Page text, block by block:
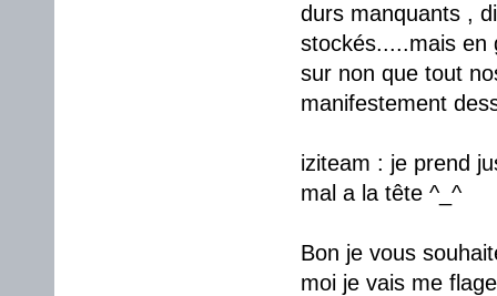
durs manquants ,
stockés.....mais en
sur non que tout
manifestement
iziteam : je prend
mal a la tête ^_^
Bon je vous
moi je vais me